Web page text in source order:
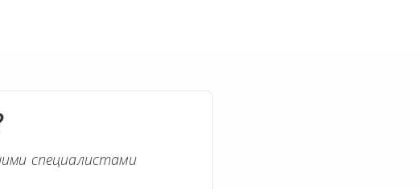
специалистами